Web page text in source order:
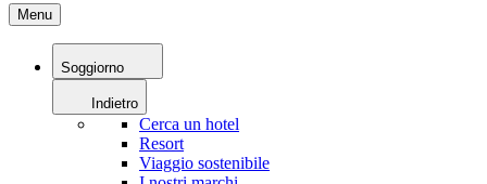
Menu
Soggiorno
Indietro
Cerca un hotel
Resort
Viaggio sostenibile